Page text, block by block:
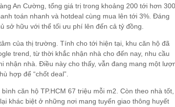
An Cường, tổng giá trị trong khoảng 200 tới hơn 300
toán nhanh và hotdeal cùng mua lên tới 3%. Đáng
sở hữu với thể tối ưu phí lên đến cả tỷ đồng.
của thị trường. Tính cho tới hiện tại, khu căn hộ đã
trend, từ thời khắc nhận nhà cho đến nay, nhu cầu
nhận nhà. Điều này cho thấy, vẫn đang mang một
hợp để “chốt deal”.
căn hộ TP.HCM 67 triệu mỗi m2. Còn theo nhà tốt,
khác biệt ở những nơi mang tuyến giao thông huyết